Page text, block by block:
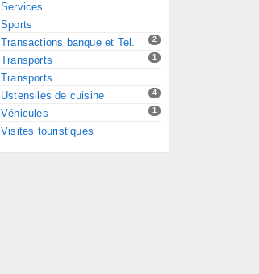
Services
Sports
2
Transactions banque et Tel.
1
Transports
Transports
4
Ustensiles de cuisine
1
Véhicules
Visites touristiques